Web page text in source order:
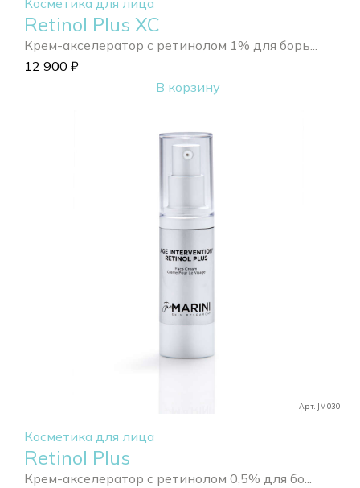
Косметика для лица
Retinol Plus XC
Крем-акселератор с ретинолом 1% для борь...
12 900 ₽
В корзину
Арт. JM030
Косметика для лица
Retinol Plus
Крем-акселератор с ретинолом 0,5% для бо...